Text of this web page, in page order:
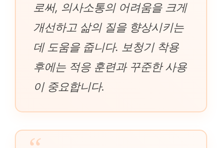
로써, 의사소통의 어려움을 크게
개선하고 삶의 질을 향상시키는
데 도움을 줍니다. 보청기 착용
후에는 적응 훈련과 꾸준한 사용
이 중요합니다.